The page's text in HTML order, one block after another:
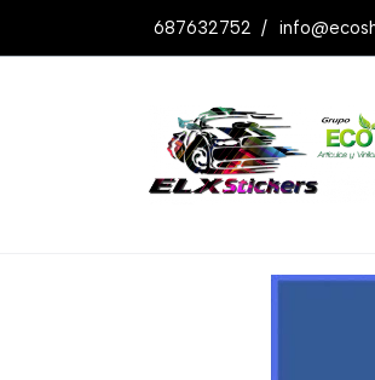
687632752 /
Productos Pegatinas